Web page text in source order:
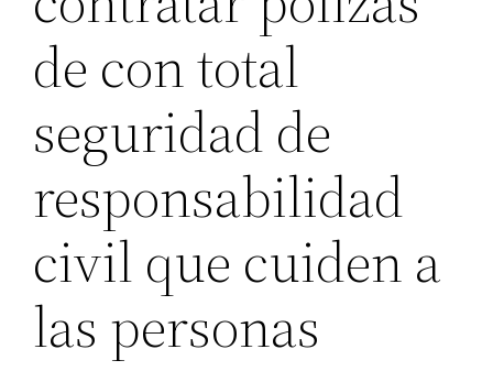
de con total
seguridad de
responsabilidad
civil que cuiden a
las personas